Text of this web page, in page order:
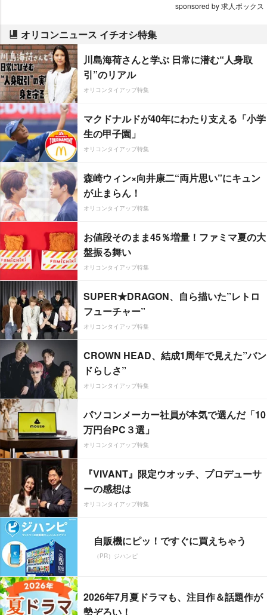
sponsored by 求人ボックス
オリコンニュース イチオシ特集
川島海荷さんと学ぶ 日常に潜む“人身取
引”のリアル
オリコンタイアップ特集
マクドナルドが40年にわたり支える「小学
生の甲子園」
オリコンタイアップ特集
森崎ウィン×向井康二“両片思い”にキュン
が止まらん！
オリコンタイアップ特集
お値段そのまま45％増量！ファミマ夏の大
盤振る舞い
オリコンタイアップ特集
SUPER★DRAGON、自ら描いた”レトロ
フューチャー”
オリコンタイアップ特集
CROWN HEAD、結成1周年で見えた”バン
ドらしさ”
オリコンタイアップ特集
パソコンメーカー社員が本気で選んだ「10
万円台PC３選」
オリコンタイアップ特集
『VIVANT』限定ウオッチ、プロデューサ
ーの感想は
オリコンタイアップ特集
自販機にピッ！ですぐに買えちゃう
（PR）ジハンピ
2026年7月夏ドラマも、注目作＆話題作が
勢ぞろい！